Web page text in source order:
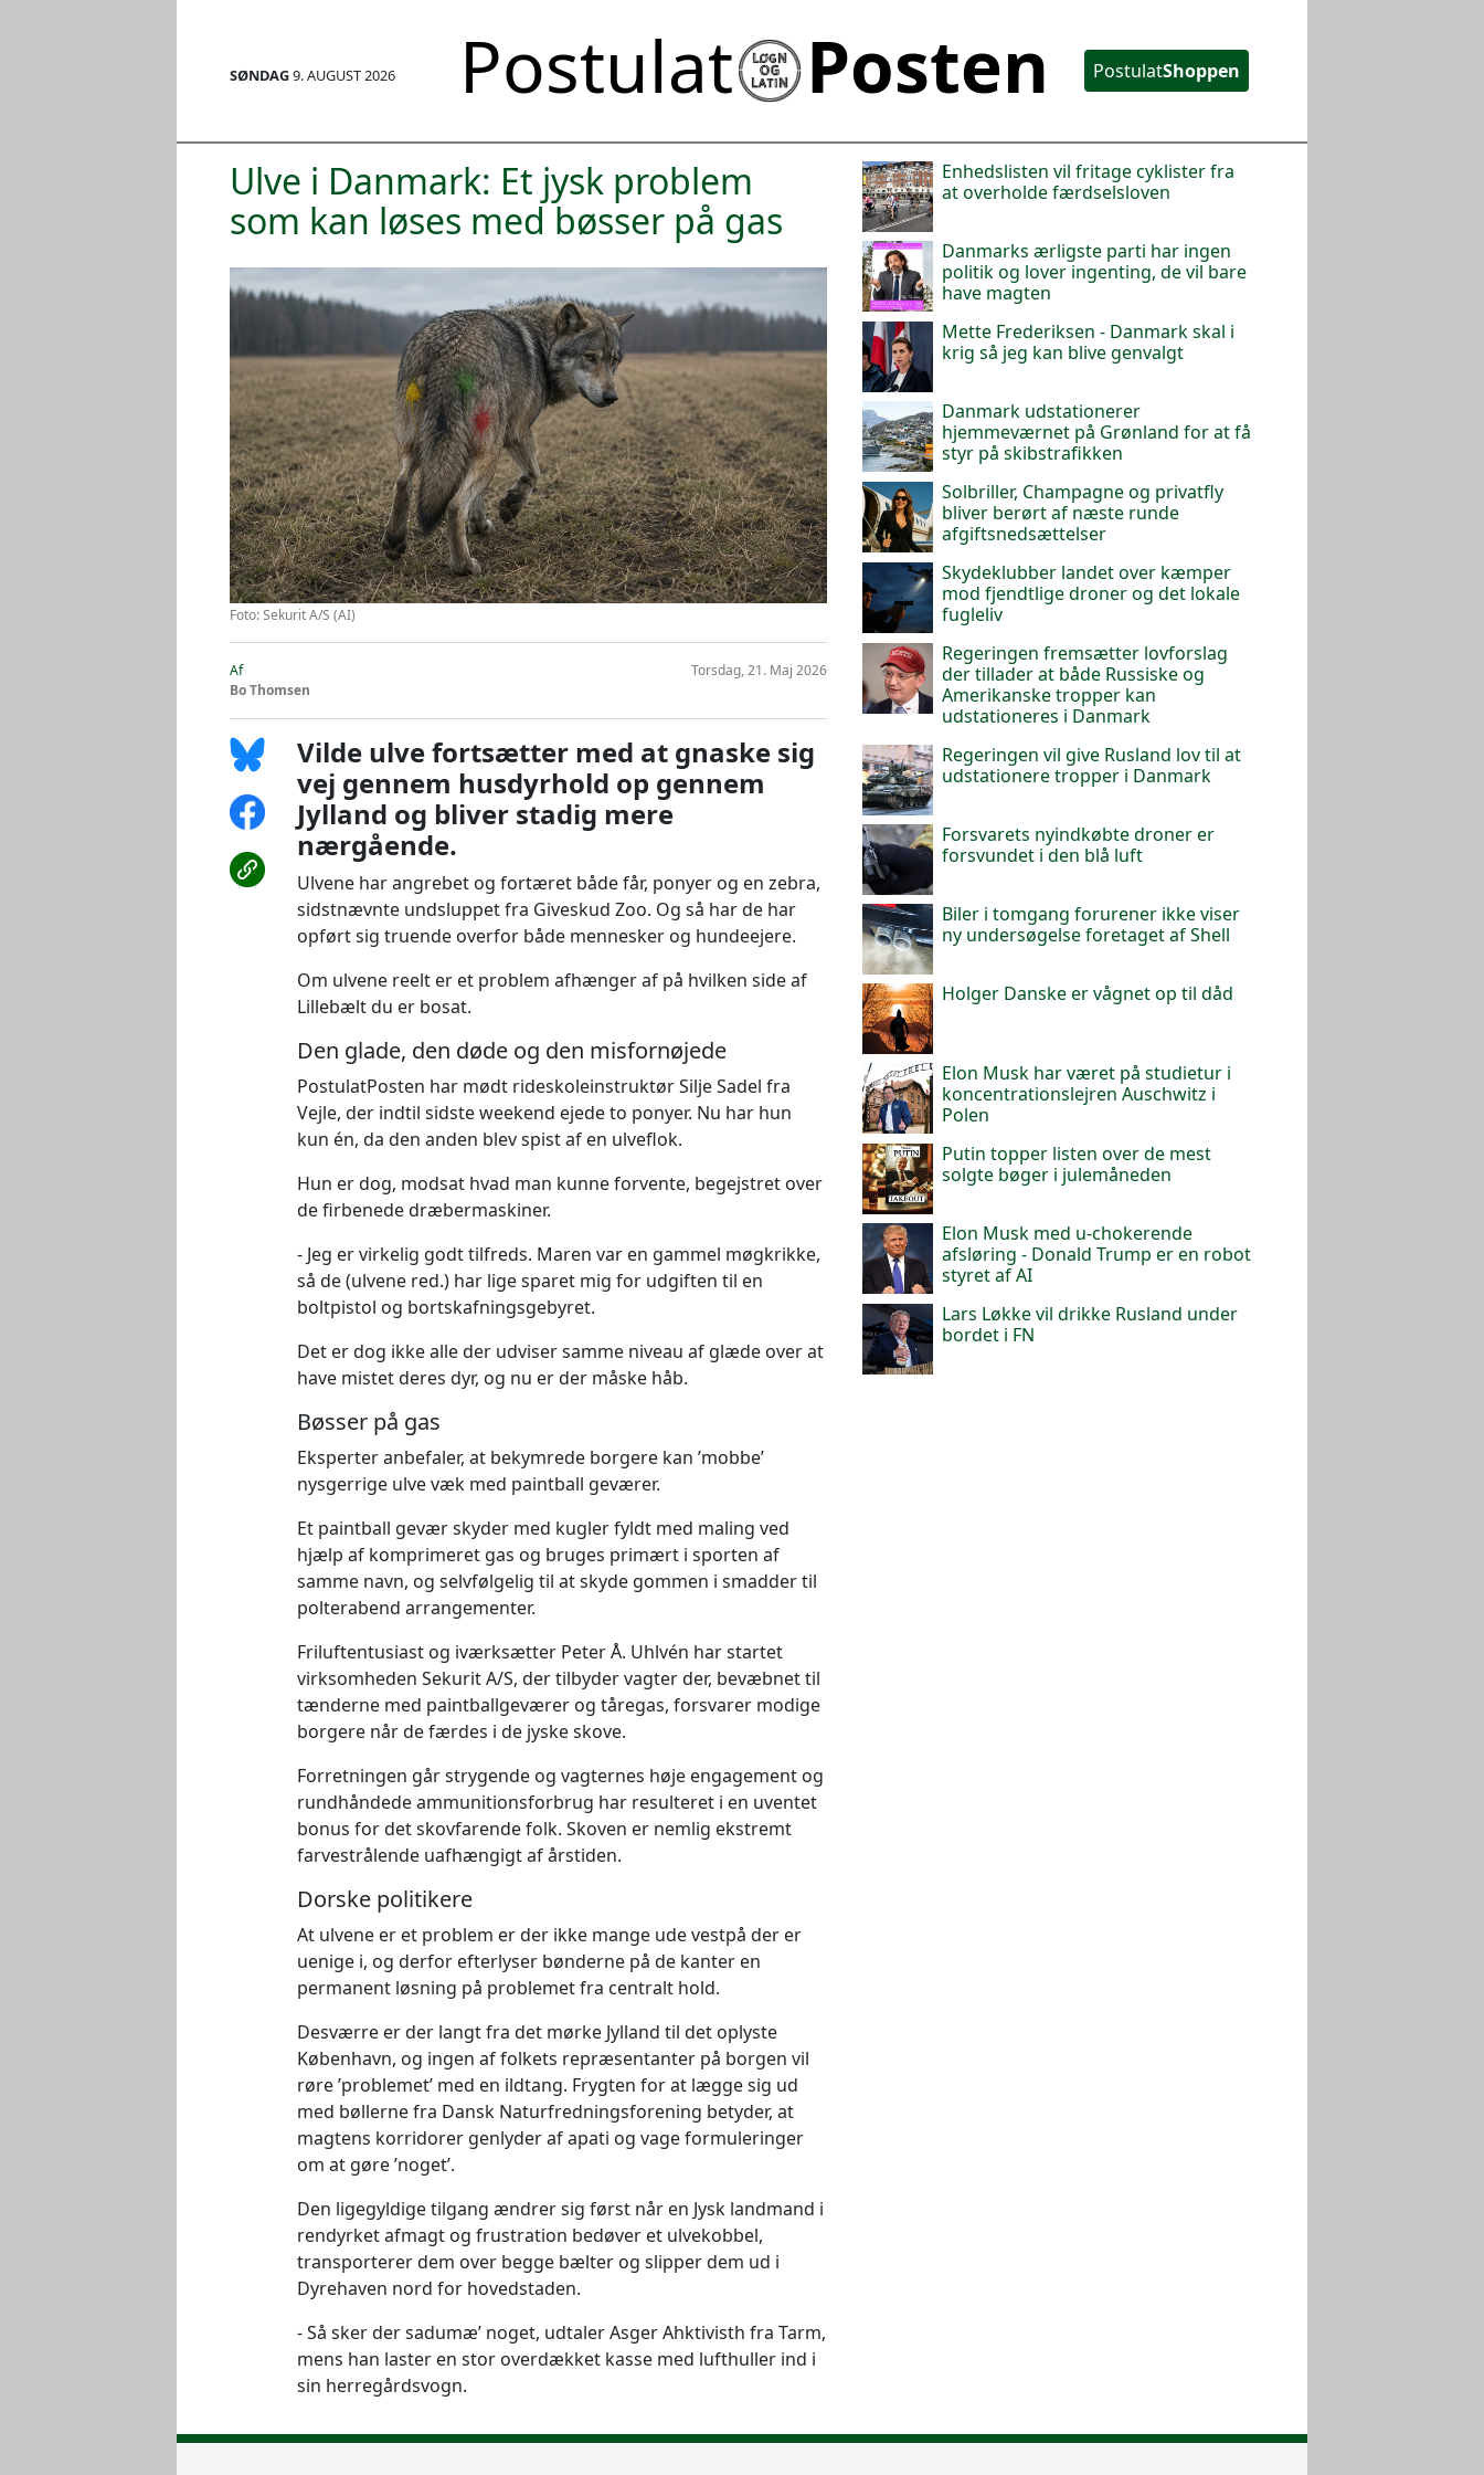
SØNDAG9. AUGUST 2026 Postulat Posten PostulatShoppen
Ulve i Danmark: Et jysk problem
som kan løses med bøsser på gas
Foto: Sekurit A/S (AI)
Af
Bo Thomsen
Torsdag, 21. Maj 2026
Vilde ulve fortsætter med at gnaske sig
vej gennem husdyrhold op gennem
Jylland og bliver stadig mere
nærgående.
Ulvene har angrebet og fortæret både får, ponyer og en zebra,
sidstnævnte undsluppet fra Giveskud Zoo. Og så har de har
opført sig truende overfor både mennesker og hundeejere.
Om ulvene reelt er et problem afhænger af på hvilken side af
Lillebælt du er bosat.
Den glade, den døde og den misfornøjede
PostulatPosten har mødt rideskoleinstruktør Silje Sadel fra
Vejle, der indtil sidste weekend ejede to ponyer. Nu har hun
kun én, da den anden blev spist af en ulveflok.
Hun er dog, modsat hvad man kunne forvente, begejstret over
de firbenede dræbermaskiner.
- Jeg er virkelig godt tilfreds. Maren var en gammel møgkrikke,
så de (ulvene red.) har lige sparet mig for udgiften til en
boltpistol og bortskafningsgebyret.
Det er dog ikke alle der udviser samme niveau af glæde over at
have mistet deres dyr, og nu er der måske håb.
Bøsser på gas
Eksperter anbefaler, at bekymrede borgere kan ’mobbe’
nysgerrige ulve væk med paintball geværer.
Et paintball gevær skyder med kugler fyldt med maling ved
hjælp af komprimeret gas og bruges primært i sporten af
samme navn, og selvfølgelig til at skyde gommen i smadder til
polterabend arrangementer.
Friluftentusiast og iværksætter Peter Å. Uhlvén har startet
virksomheden Sekurit A/S, der tilbyder vagter der, bevæbnet til
tænderne med paintballgeværer og tåregas, forsvarer modige
borgere når de færdes i de jyske skove.
Forretningen går strygende og vagternes høje engagement og
rundhåndede ammunitionsforbrug har resulteret i en uventet
bonus for det skovfarende folk. Skoven er nemlig ekstremt
farvestrålende uafhængigt af årstiden.
Dorske politikere
At ulvene er et problem er der ikke mange ude vestpå der er
uenige i, og derfor efterlyser bønderne på de kanter en
permanent løsning på problemet fra centralt hold.
Desværre er der langt fra det mørke Jylland til det oplyste
København, og ingen af folkets repræsentanter på borgen vil
røre ’problemet’ med en ildtang. Frygten for at lægge sig ud
med bøllerne fra Dansk Naturfredningsforening betyder, at
magtens korridorer genlyder af apati og vage formuleringer
om at gøre ’noget’.
Den ligegyldige tilgang ændrer sig først når en Jysk landmand i
rendyrket afmagt og frustration bedøver et ulvekobbel,
transporterer dem over begge bælter og slipper dem ud i
Dyrehaven nord for hovedstaden.
- Så sker der sadumæ’ noget, udtaler Asger Ahktivisth fra Tarm,
mens han laster en stor overdækket kasse med lufthuller ind i
sin herregårdsvogn.
Enhedslisten vil fritage cyklister fra
at overholde færdselsloven
Danmarks ærligste parti har ingen
politik og lover ingenting, de vil bare
have magten
Mette Frederiksen - Danmark skal i
krig så jeg kan blive genvalgt
Danmark udstationerer
hjemmeværnet på Grønland for at få
styr på skibstrafikken
Solbriller, Champagne og privatfly
bliver berørt af næste runde
afgiftsnedsættelser
Skydeklubber landet over kæmper
mod fjendtlige droner og det lokale
fugleliv
Regeringen fremsætter lovforslag
der tillader at både Russiske og
Amerikanske tropper kan
udstationeres i Danmark
Regeringen vil give Rusland lov til at
udstationere tropper i Danmark
Forsvarets nyindkøbte droner er
forsvundet i den blå luft
Biler i tomgang forurener ikke viser
ny undersøgelse foretaget af Shell
Holger Danske er vågnet op til dåd
Elon Musk har været på studietur i
koncentrationslejren Auschwitz i
Polen
Putin topper listen over de mest
solgte bøger i julemåneden
Elon Musk med u-chokerende
afsløring - Donald Trump er en robot
styret af AI
Lars Løkke vil drikke Rusland under
bordet i FN